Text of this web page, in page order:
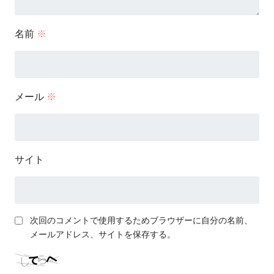
名前 ※
メール ※
サイト
次回のコメントで使用するためブラウザーに自分の名前、
メールアドレス、サイトを保存する。